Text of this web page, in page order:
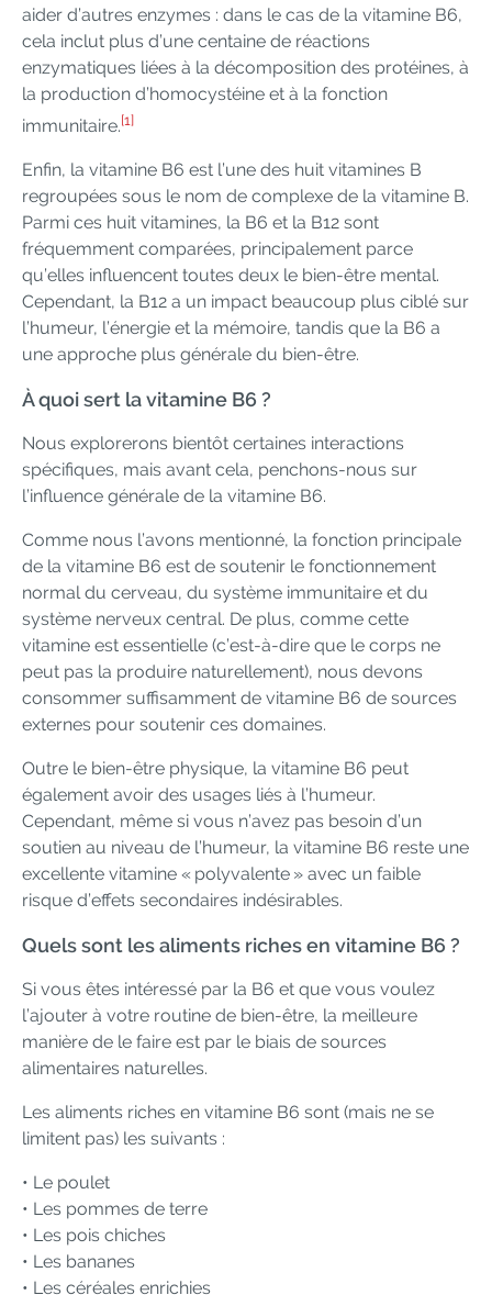
aider d’autres enzymes : dans le cas de la vitamine B6,
cela inclut plus d’une centaine de réactions
enzymatiques liées à la décomposition des protéines, à
la production d’homocystéine et à la fonction
immunitaire.[1]
Enfin, la vitamine B6 est l’une des huit vitamines B
regroupées sous le nom de complexe de la vitamine B.
Parmi ces huit vitamines, la B6 et la B12 sont
fréquemment comparées, principalement parce
qu’elles influencent toutes deux le bien-être mental.
Cependant, la B12 a un impact beaucoup plus ciblé sur
l’humeur, l’énergie et la mémoire, tandis que la B6 a
une approche plus générale du bien-être.
À quoi sert la vitamine B6 ?
Nous explorerons bientôt certaines interactions
spécifiques, mais avant cela, penchons-nous sur
l’influence générale de la vitamine B6.
Comme nous l’avons mentionné, la fonction principale
de la vitamine B6 est de soutenir le fonctionnement
normal du cerveau, du système immunitaire et du
système nerveux central. De plus, comme cette
vitamine est essentielle (c’est-à-dire que le corps ne
peut pas la produire naturellement), nous devons
consommer suffisamment de vitamine B6 de sources
externes pour soutenir ces domaines.
Outre le bien-être physique, la vitamine B6 peut
également avoir des usages liés à l’humeur.
Cependant, même si vous n’avez pas besoin d’un
soutien au niveau de l’humeur, la vitamine B6 reste une
excellente vitamine « polyvalente » avec un faible
risque d’effets secondaires indésirables.
Quels sont les aliments riches en vitamine B6 ?
Si vous êtes intéressé par la B6 et que vous voulez
l’ajouter à votre routine de bien-être, la meilleure
manière de le faire est par le biais de sources
alimentaires naturelles.
Les aliments riches en vitamine B6 sont (mais ne se
limitent pas) les suivants :
• Le poulet
• Les pommes de terre
• Les pois chiches
• Les bananes
• Les céréales enrichies